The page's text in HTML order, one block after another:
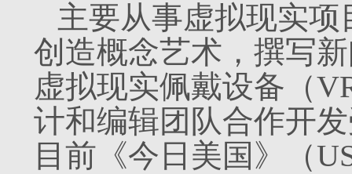
主要从事虚拟现实
创造概念艺术，撰写
虚拟现实佩戴设备（
计和编辑团队合作开
目前《今日美国》（